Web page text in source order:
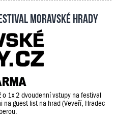
Moravské hrady
o 1x 2 dvoudenní vstupy na festival
na guest list na hrad (Veveří, Hradec